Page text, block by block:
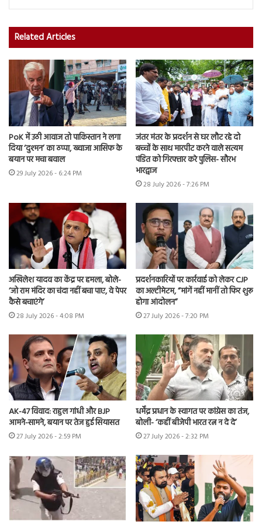
Related Articles
PoK में उठी आवाज तो पाकिस्तान ने लगा
दिया ‘दुश्मन’ का ठप्पा, ख्वाजा आसिफ के
बयान पर मचा बवाल
29 July 2026 - 6:24 PM
जंतर मंतर के प्रदर्शन से घर लौट रहे दो
बच्चों के साथ मारपीट करने वाले सत्यम
पंडित को गिरफ्तार करे पुलिस- सौरभ
भारद्वाज
28 July 2026 - 7:26 PM
अखिलेश यादव का केंद्र पर हमला, बोले-
‘जो राम मंदिर का चंदा नहीं बचा पाए, वे पेपर
कैसे बचाएंगे’
28 July 2026 - 4:08 PM
प्रदर्शनकारियों पर कार्रवाई को लेकर CJP
का अल्टीमेटम, “मांगें नहीं मानीं तो फिर शुरू
होगा आंदोलन”
27 July 2026 - 7:20 PM
AK-47 विवाद: राहुल गांधी और BJP
आमने-सामने, बयान पर तेज हुई सियासत
27 July 2026 - 2:59 PM
धर्मेंद्र प्रधान के स्वागत पर कांग्रेस का तंज,
बोली- ‘कहीं बीजेपी भारत रत्न न दे दे’
27 July 2026 - 2:32 PM